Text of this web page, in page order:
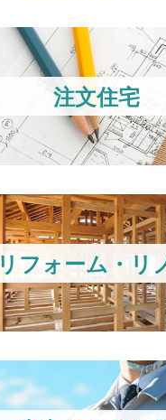
注文住宅
リフォーム・リ